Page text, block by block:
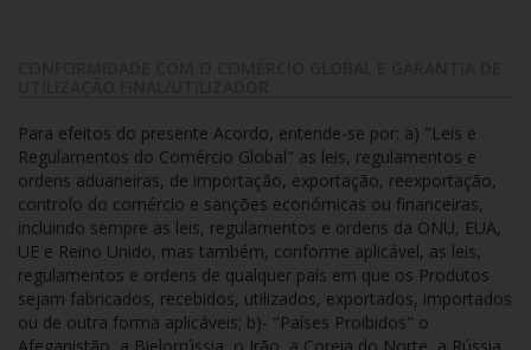
Para efeitos do presente Acordo, entende-se por: a) "Leis e
Regulamentos do Comércio Global" as leis, regulamentos e
ordens aduaneiras, de importação, exportação, reexportação,
controlo do comércio e sanções económicas ou financeiras,
incluindo sempre as leis, regulamentos e ordens da ONU, EUA,
UE e Reino Unido, mas também, conforme aplicável, as leis,
regulamentos e ordens de qualquer país em que os Produtos
sejam fabricados, recebidos, utilizados, exportados, importados
ou de outra forma aplicáveis; b)- "Países Proibidos" o